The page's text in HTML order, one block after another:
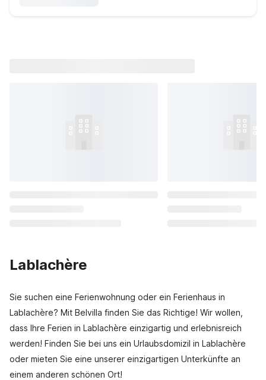
Lablachère
Sie suchen eine Ferienwohnung oder ein Ferienhaus in
Lablachère? Mit Belvilla finden Sie das Richtige! Wir wollen,
dass Ihre Ferien in Lablachère einzigartig und erlebnisreich
werden! Finden Sie bei uns ein Urlaubsdomizil in Lablachère
oder mieten Sie eine unserer einzigartigen Unterkünfte an
einem anderen schönen Ort!